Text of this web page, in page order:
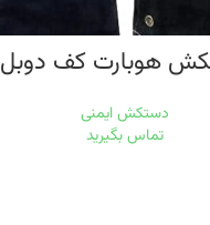
هوبارت کف دوبل
دستکش ایمنی
تماس بگیرید